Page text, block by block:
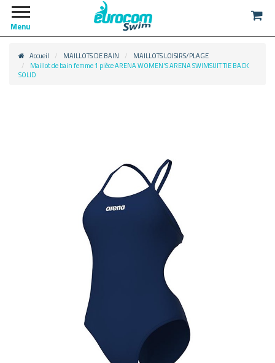
Menu
Accueil MAILLOTS DE BAIN
MAILLOTS LOISIRS/PLAGE
Maillot de bain femme 1 pièce ARENA WOMEN'S ARENA SWIMSUIT TIE BACK
SOLID